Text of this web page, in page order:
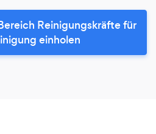
Reinigungskräfte für
einholen